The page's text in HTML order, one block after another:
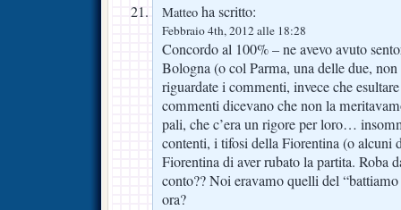
Matteo ha scritto:
Febbraio 4th, 2012 alle 18:28
Concordo al 100% – ne avevo avuto
Bologna (o col Parma, una delle due,
riguardate i commenti, invece che
commenti dicevano che non la
pali, che c’era un rigore per loro…
contenti, i tifosi della Fiorentina (o alcuni
Fiorentina di aver rubato la partita. Roba
conto?? Noi eravamo quelli del
ora?